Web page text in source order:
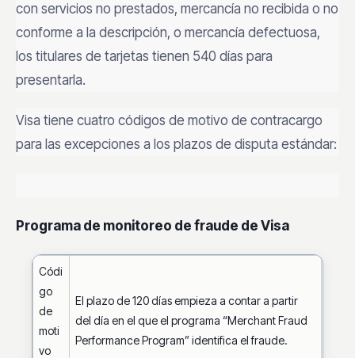
con servicios no prestados, mercancía no recibida o no
conforme a la descripción, o mercancía defectuosa,
los titulares de tarjetas tienen 540 días para
presentarla.
Visa tiene cuatro códigos de motivo de contracargo
para las excepciones a los plazos de disputa estándar:
Programa de monitoreo de fraude de Visa
Códi
go
de
moti
vo
El plazo de 120 días empieza a contar a partir
del día en el que el programa “Merchant Fraud
Performance Program” identifica el fraude.